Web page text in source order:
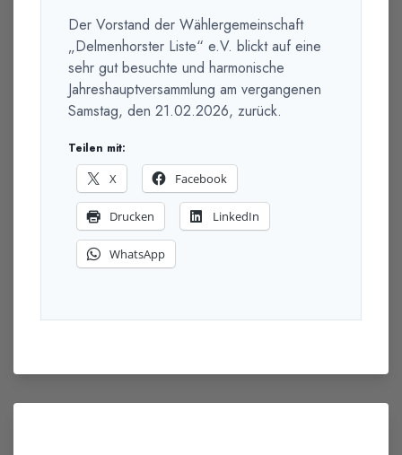
Der Vorstand der Wählergemeinschaft
„Delmenhorster Liste“ e.V. blickt auf eine
sehr gut besuchte und harmonische
Jahreshauptversammlung am vergangenen
Samstag, den 21.02.2026, zurück.
Teilen mit:
X
Facebook
Drucken LinkedIn
WhatsApp